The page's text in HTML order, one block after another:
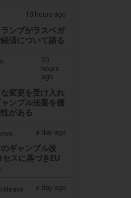
18 hours ago
ンプがラスベガ
済について語る
20
hours
ago
変更を受け入れ
ンブル法案を棚
がある
a day ago
ギャンブル改
スに基づきEU
a day ago